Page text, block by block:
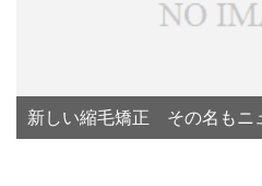
新しい縮毛矯正 その名もニ